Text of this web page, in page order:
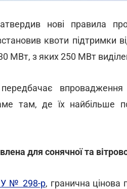
нові правила
квоти підтримки
МВт, з яких 250 МВт
впровадження
там, де їх найбільше
для сонячної та
№ 298-р, гранична цінова